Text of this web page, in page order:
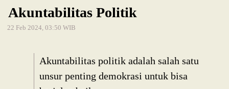
Akuntabilitas Politik
22 Feb 2024, 03:50 WIB
Akuntabilitas politik adalah salah satu
unsur penting demokrasi untuk bisa